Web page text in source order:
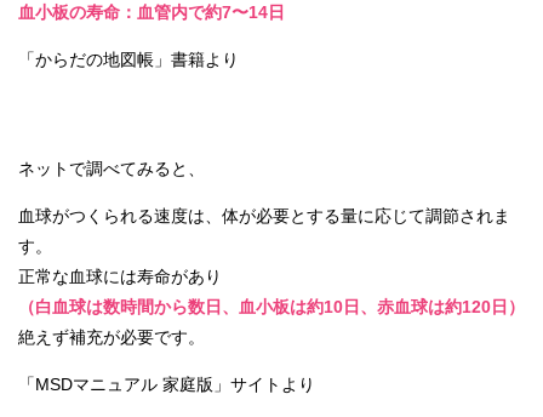
血小板の寿命：血管内で約7〜14日
「からだの地図帳」書籍より
ネットで調べてみると、
血球がつくられる速度は、体が必要とする量に応じて調節されま
す。
正常な血球には寿命があり
（白血球は数時間から数日、血小板は約10日、赤血球は約120日）
絶えず補充が必要です。
「MSDマニュアル 家庭版」サイトより